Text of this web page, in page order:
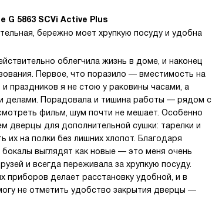
5863 SCVi Active Plus
бережно моет хрупкую посуду и удобна
облегчила жизнь в доме, и наконец
Первое, что поразило — вместимость на
праздников я не стою у раковины часами, а
делами. Порадовала и тишина работы — рядом с
фильм, шум почти не мешает. Особенно
дверцы для дополнительной сушки: тарелки и
их на полки без лишних хлопот. Благодаря
выглядят как новые — это меня очень
и всегда переживала за хрупкую посуду.
приборов делает расстановку удобной, и в
не отметить удобство закрытия дверцы —